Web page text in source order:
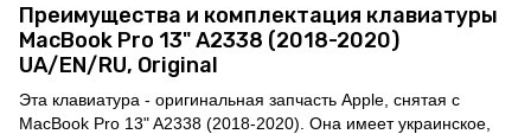
Преимущества и комплектация клавиатуры
MacBook Pro 13" A2338 (2018-2020)
UA/EN/RU, Original
Эта клавиатура - оригинальная запчасть Apple, снятая с
MacBook Pro 13" A2338 (2018-2020). Она имеет украинское,